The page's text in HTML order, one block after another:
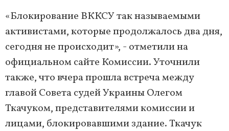
«Блокирование ВККСУ так называемыми
активистами, которые продолжалось два дня,
сегодня не происходит», - отметили на
официальном сайте Комиссии. Уточнили
также, что вчера прошла встреча между
главой Совета судей Украины Олегом
Ткачуком, представителями комиссии и
лицами, блокировавшими здание. Ткачук